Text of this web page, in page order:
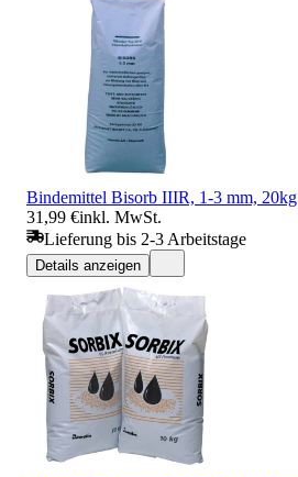
Bindemittel Bisorb IIIR, 1-3 mm, 20kg
31,99 €inkl. MwSt.
Lieferung bis 2-3 Arbeitstage
Details anzeigen